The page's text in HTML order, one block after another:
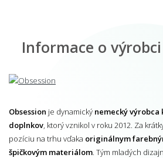
Informace o výrobci
Obsession je dynamický nemecký výrobca
doplnkov , ktorý vznikol v roku 2012. Za
pozíciu na trhu vďaka originálnym
špičkovým materiálom . Tým mladých